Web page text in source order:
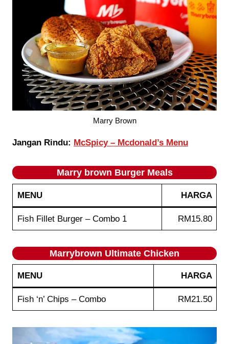
Marry Brown
Jangan Rindu: McSpicy – Mcdonald’s Menu
Marry brown Burger Meals
MENU HARGA
Fish Fillet Burger – Combo 1 RM15.80
Marrybrown Ultimate Chicken
MENU HARGA
Fish ‘n’ Chips – Combo RM21.50